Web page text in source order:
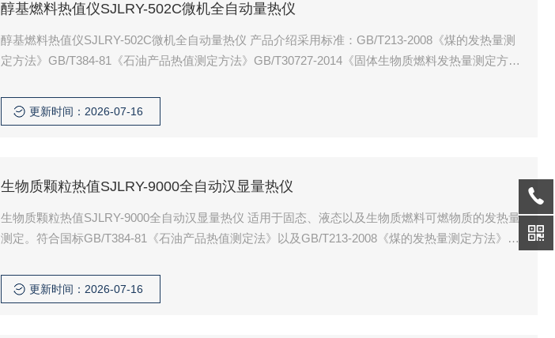
醇基燃料热值仪SJLRY-502C微机全自动量热仪
醇基燃料热值仪SJLRY-502C微机全自动量热仪 产品介绍采用标准：GB/T213-2008《煤的发热量测
定方法》GB/T384-81《石油产品热值测定方法》GB/T30727-2014《固体生物质燃料发热量测定方
黑生料、生物质燃料等固体物的发热量
更新时间：2026-07-16
生物质颗粒热值SJLRY-9000全自动汉显量热仪
生物质颗粒热值SJLRY-9000全自动汉显量热仪 适用于固态、液态以及生物质燃料可燃物质的发热量
测定。符合国标GB/T384-81《石油产品热值测定法》以及GB/T213-2008《煤的发热量测定方法》的
更新时间：2026-07-16